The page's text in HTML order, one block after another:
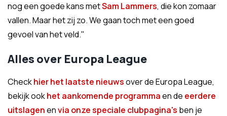
nog een goede kans metSam Lammers, die kon zomaar
vallen. Maar het zij zo. We gaan toch met een goed
gevoel van het veld."
Alles over Europa League
Checkhier het laatste nieuwsover de Europa League,
bekijk ookhet aankomende programmaen de eerdere
uitslagenenvia onze speciale clubpagina's ben je